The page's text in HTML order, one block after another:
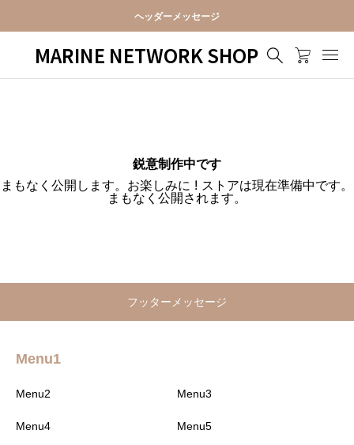
ヘッダーメッセージ
MARINE NETWORK SHOP
鋭意制作中です
まもなく公開します。お楽しみに ! ストアは現在準備中です。
まもなく公開されます。
フッターメッセージ
Menu1
Menu2 Menu3
Menu4 Menu5